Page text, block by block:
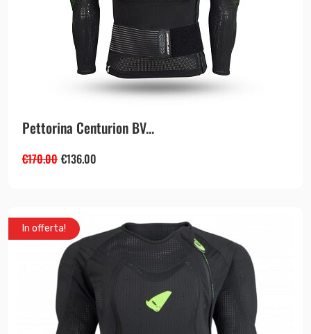
Pettorina Centurion BV...
€170.00 €136.00
In offerta!